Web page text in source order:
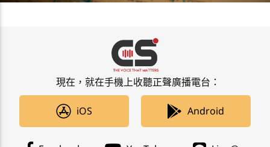
現在，就在手機上收聽正聲廣播電台：
iOS Android